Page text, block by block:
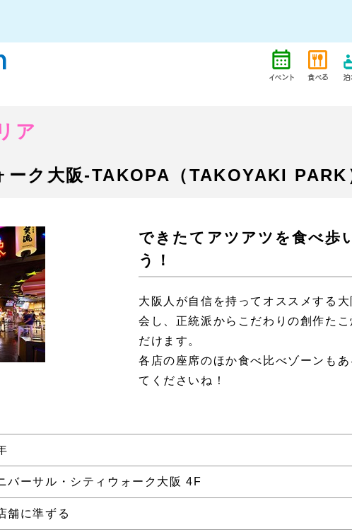
ア
ク大阪-TAKOPA（TAKOYAKI PARK
できたてアツアツを食べ歩
う！
大阪人が自信を持ってオススメする
会し、正統派からこだわりの創作た
だけます。
各店の座席のほか食べ比べゾーンも
てくださいね！
バーサル・シティウォーク大阪 4F
舗に準ずる